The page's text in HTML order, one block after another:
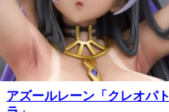
アズールレーン「クレオパト